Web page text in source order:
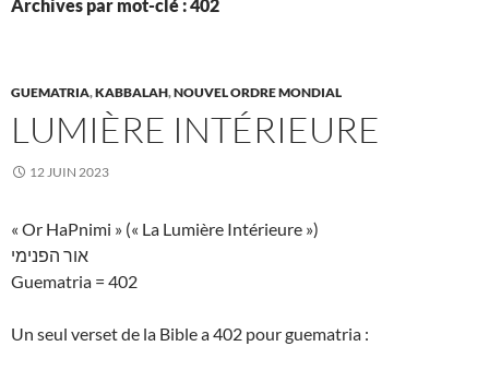
Archives par mot-clé : 402
GUEMATRIA,KABBALAH,NOUVEL ORDRE MONDIAL
LUMIÈRE INTÉRIEURE
12 JUIN 2023
« Or HaPnimi » (« La Lumière Intérieure »)
אור הפנימי
Guematria = 402
Un seul verset de la Bible a 402 pour guematria :